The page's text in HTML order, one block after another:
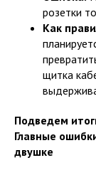
розетки
Как
щитка
Подведем
Главные
двушке